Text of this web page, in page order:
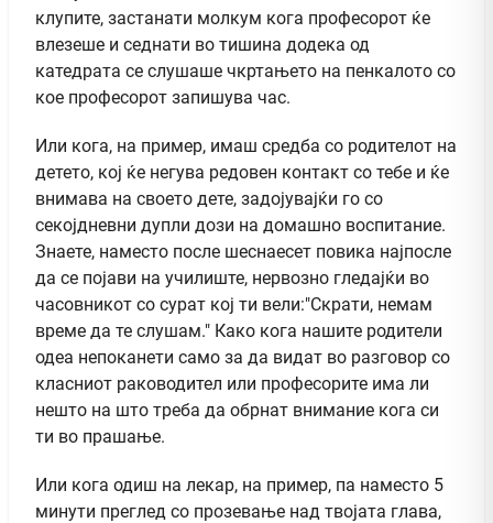
клупите, застанати молкум кога професорот ќе
влезеше и седнати во тишина додека од
катедрата се слушаше чкртањето на пенкалото со
кое професорот запишува час.
Или кога, на пример, имаш средба со родителот на
детето, кој ќе негува редовен контакт со тебе и ќе
внимава на своето дете, задојувајќи го со
секојдневни дупли дози на домашно воспитание.
Знаете, наместо после шеснаесет повика најпосле
да се појави на училиште, нервозно гледајќи во
часовникот со сурат кој ти вели:"Скрати, немам
време да те слушам." Како кога нашите родители
одеа непоканети само за да видат во разговор со
класниот раководител или професорите има ли
нешто на што треба да обрнат внимание кога си
ти во прашање.
Или кога одиш на лекар, на пример, па наместо 5
минути преглед со прозевање над твојата глава,